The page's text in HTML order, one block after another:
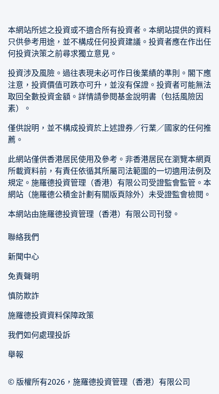
本網站所述之投資或不適合所有投資者。本網站提供的資料
只供參考用途，並不構成任何投資建議。投資者應在作出任
何投資決策之前尋求獨立意見。
投資涉及風險。過往表現未必可作日後業績的準則。閣下應
注意，投資價值可跌亦可升，並沒有保證。投資者可能無法
取回全數投資金額。詳情請參閱基金說明書（包括風險因
素）。
僅供說明，並不構成投資於上述證券／行業／國家的任何推
薦。
此網站僅供香港居民使用及參考。非香港居民在瀏覽本網頁
所載資料前，有責任依循其所屬司法範圍的一切適用法例及
規定。施羅德投資管理（香港）有限公司受證監會監管。本
網站（施羅德公積金計劃有關版頁除外）未受證監會檢閱。
本網站由施羅德投資管理（香港）有限公司刊發。
聯絡我們
新聞中心
免責聲明
慎防欺詐
施羅德投資資料保障政策
我們如何處理投訴
舉報
© 版權所有2026，施羅德投資管理（香港）有限公司